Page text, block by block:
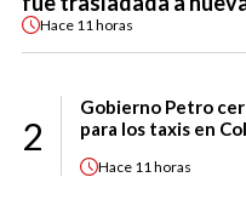
Hace 11 horas
2
Gobierno Petro
para los taxis en
Hace 11 horas